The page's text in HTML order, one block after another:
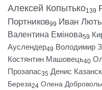
Алексей Копытько139
Портников99 Иван
Валентина Емінова59
Ауслендер49 Володимир
Костянтин Машовець40
Прозапас35 Денис
Береза24 Олена